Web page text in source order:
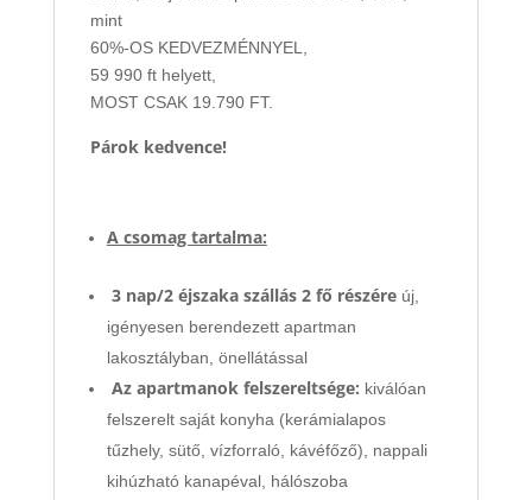
mint
60%-OS KEDVEZMÉNNYEL,
59 990 ft helyett,
MOST CSAK 19.790 FT.
Párok kedvence!
A csomag tartalma:
3 nap/2 éjszaka szállás 2 fő részéreúj,
igényesen berendezett apartman
lakosztályban, önellátással
Az apartmanok felszereltsége: kiválóan
felszerelt saját konyha (kerámialapos
tűzhely, sütő, vízforraló, kávéfőző), nappali
kihúzható kanapéval, hálószoba